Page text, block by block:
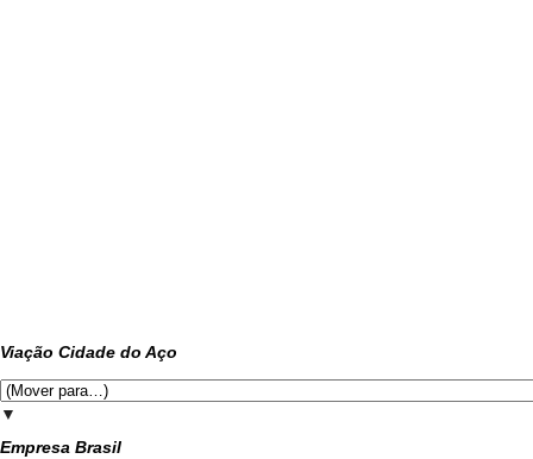
Viação Cidade do Aço
▼
Empresa Brasil